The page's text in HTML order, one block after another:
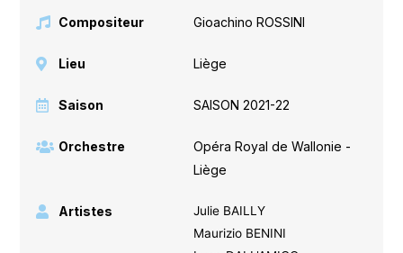
Compositeur Gioachino ROSSINI
Lieu Liège
Saison SAISON 2021-22
Orchestre
Opéra Royal de Wallonie -
Liège
Artistes
Julie BAILLY
Maurizio BENINI